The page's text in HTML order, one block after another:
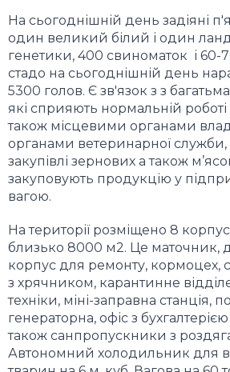
На сьогоднішній день задіяні
один великий білий і один
генетики, 400 свиноматок і 60-
стадо на сьогоднішній день
5300 голов. Є зв'язок з з
які сприяють нормальній
також місцевими органами
органами ветеринарної
закупівлі зернових а також
закуповують продукцію у
вагою.
На території розміщено 8
близько 8000 м2. Це маточник,
корпус для ремонту, кормоцех,
з хрячником, карантинне
техніки, міні-заправна станція,
генераторна, офіс з
також санпропускники з
Автономний холодильник для